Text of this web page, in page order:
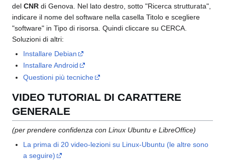
del CNR di Genova. Nel lato destro, sotto "Ricerca strutturata",
indicare il nome del software nella casella Titolo e scegliere
"software" in Tipo di risorsa. Quindi cliccare su CERCA.
Soluzioni di altri:
Installare Debian
Installare Android
Questioni più tecniche
VIDEO TUTORIAL DI CARATTERE
GENERALE
(per prendere confidenza con Linux Ubuntu e LibreOffice)
La prima di 20 video-lezioni su Linux-Ubuntu (le altre sono
a seguire)